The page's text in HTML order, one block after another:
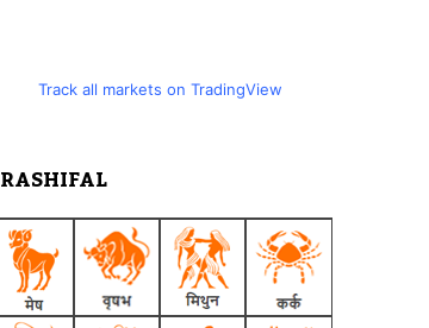
Track all markets on TradingView
RASHIFAL